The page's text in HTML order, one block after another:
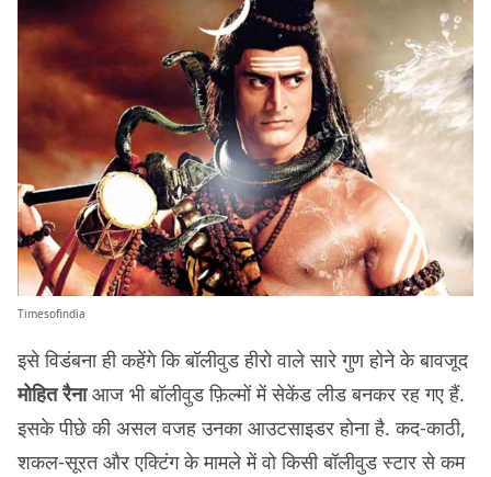
Timesofindia
इसे विडंबना ही कहेंगे कि बॉलीवुड हीरो वाले सारे गुण होने के बावजूद
मोहित रैनाआज भी बॉलीवुड फ़िल्मों में सेकेंड लीड बनकर रह गए हैं.
इसके पीछे की असल वजह उनका आउटसाइडर होना है. कद-काठी,
शकल-सूरत और एक्टिंग के मामले में वो किसी बॉलीवुड स्टार से कम